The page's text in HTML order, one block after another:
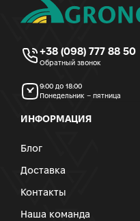
+38 (098) 777 88 50
Обратный звонок
9:00 до 18:00
Понедельник – пятница
ИНФОРМАЦИЯ
Блог
Доставка
Контакты
Наша команда